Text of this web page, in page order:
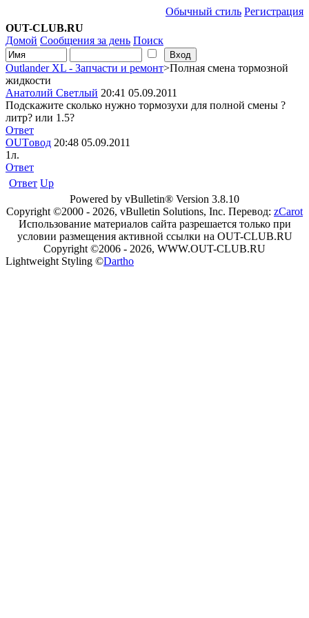
Обычный стиль Регистрация
OUT-CLUB.RU
Домой Сообщения за день Поиск
Outlander XL - Запчасти и ремонт>Полная смена тормозной
жидкости
Анатолий Светлый 20:41 05.09.2011
Подскажите сколько нужно тормозухи для полной смены ?
литр? или 1.5?
Ответ
OUTовод 20:48 05.09.2011
1л.
Ответ
Ответ Up
Powered by vBulletin® Version 3.8.10
Copyright ©2000 - 2026, vBulletin Solutions, Inc. Перевод: zCarot
Использование материалов сайта разрешается только при
условии размещения активной ссылки на OUT-CLUB.RU
Copyright ©2006 - 2026, WWW.OUT-CLUB.RU
Lightweight Styling ©Dartho